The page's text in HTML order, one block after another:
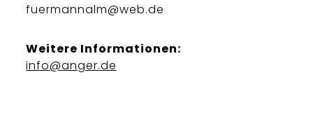
fuermannalm@web.de
Weitere Informationen:
info@anger.de